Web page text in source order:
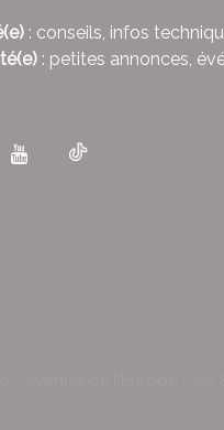
: conseils, infos
: petites annonces,